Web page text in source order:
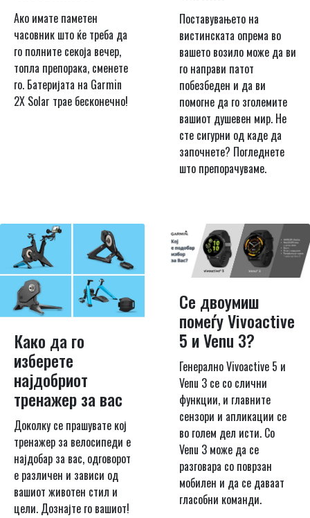
Ако имате паметен
часовник што ќе треба да
го полните секоја вечер,
топла препорака, сменете
го. Батеријата на Garmin
2X Solar трае бесконечно!
Поставувањето на
вистинската опрема во
вашето возило може да ви
го направи патот
побезбеден и да ви
помогне да го зголемите
вашиот душевен мир. Не
сте сигурни од каде да
започнете? Погледнете
што препорачуваме.
Како да го
изберете
најдобриот
тренажер за вас
Доколку се прашувате кој
тренажер за велосипеди е
најдобар за вас, одговорот
е различен и зависи од
вашиот животен стил и
цели. Дознајте го вашиот!
Се двоумиш
помеѓу Vivoactive
5 и Venu 3?
Генерално Vivoactive 5 и
Venu 3 се со слични
функции, и главните
сензори и апликации се
во голем дел исти. Со
Venu 3 може да се
разговара со поврзан
мобилен и да се даваат
гласобни команди.